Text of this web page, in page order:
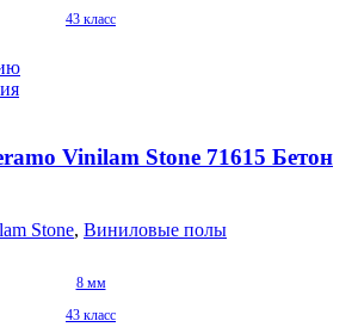
43 класс
Vinilam Stone 71615 Бетон
Stone, Виниловые полы
8 мм
43 класс